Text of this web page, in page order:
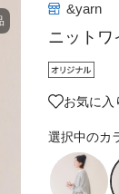
&yarn
ニットワ
お気に入
選択中のカ